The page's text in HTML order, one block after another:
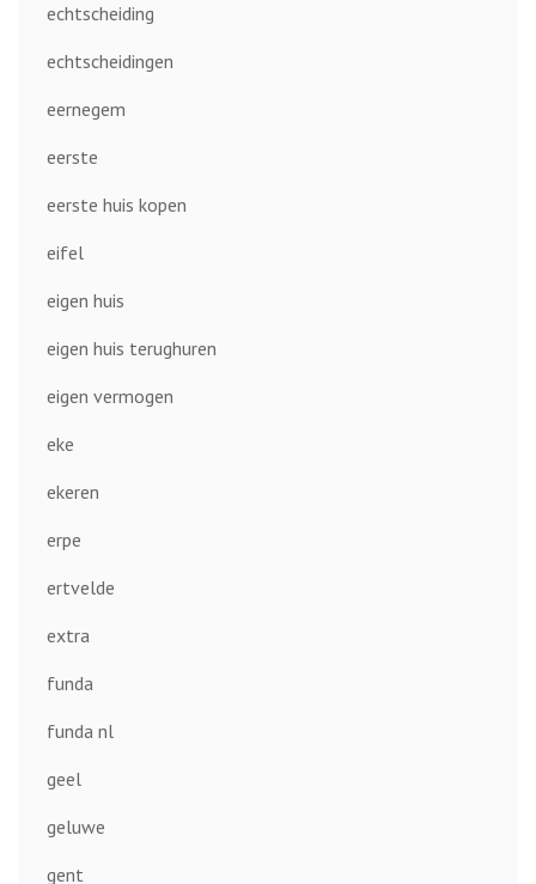
echtscheiding
echtscheidingen
eernegem
eerste
eerste huis kopen
eifel
eigen huis
eigen huis terughuren
eigen vermogen
eke
ekeren
erpe
ertvelde
extra
funda
funda nl
geel
geluwe
gent